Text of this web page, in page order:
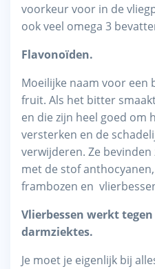
voorkeur voor in de
ook veel omega 3
Flavonoïden.
Moeilijke naam voor
fruit. Als het bitter
en die zijn heel goed om
versterken en de
verwijderen. Ze
met de stof
frambozen en
Vlierbessen werkt
darmziektes.
Je moet je eigenlijk bij